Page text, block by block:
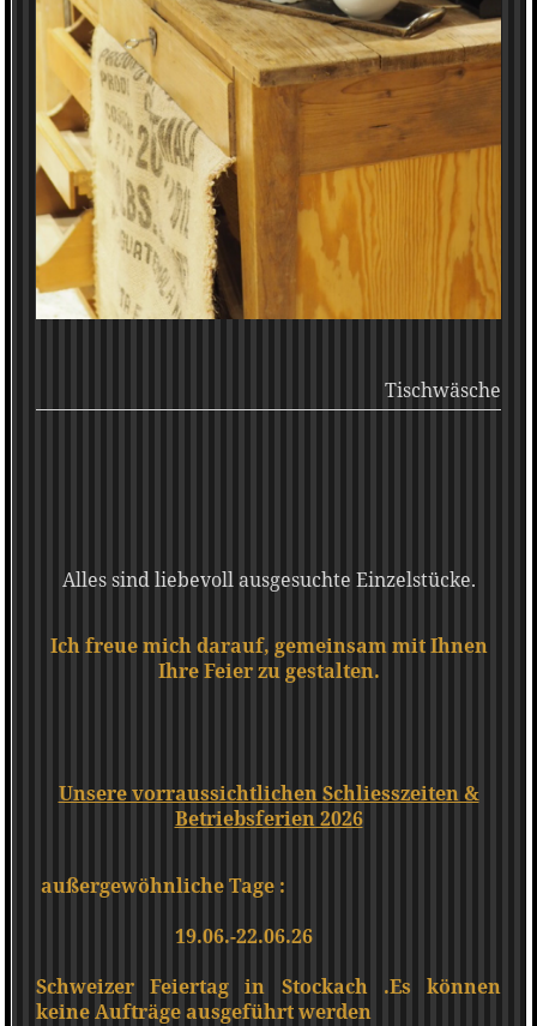
Tischwäsche
Alles sind liebevoll ausgesuchte Einzelstücke.
Ich freue mich darauf, gemeinsam mit Ihnen
Ihre Feier zu gestalten.
Unsere vorraussichtlichen Schliesszeiten &
Betriebsferien 2026
außergewöhnliche Tage :
19.06.-22.06.26
Schweizer Feiertag in Stockach .Es können
keine Aufträge ausgeführt werden